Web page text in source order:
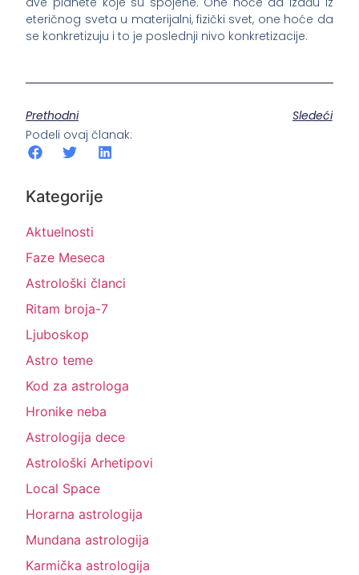
eteričnog sveta u materijalni, fizički svet, one hoće da
se konkretizuju i to je poslednji nivo konkretizacije.
Prethodni
Sledeći
Podeli ovaj članak:
Kategorije
Aktuelnosti
Faze Meseca
Astrološki članci
Ritam broja-7
Ljuboskop
Astro teme
Kod za astrologa
Hronike neba
Astrologija dece
Astrološki Arhetipovi
Local Space
Horarna astrologija
Mundana astrologija
Karmička astrologija